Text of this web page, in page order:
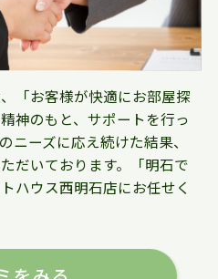
「お客様が快適にお部屋探
神のもと、サポートを行っ
ニーズに応え続けた結果、
だいております。「明石で
ハウス西明石店にお任せく